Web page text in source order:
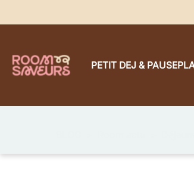
PETIT DEJ & PAUSE